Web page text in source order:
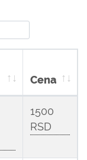
Cena
1500
RSD